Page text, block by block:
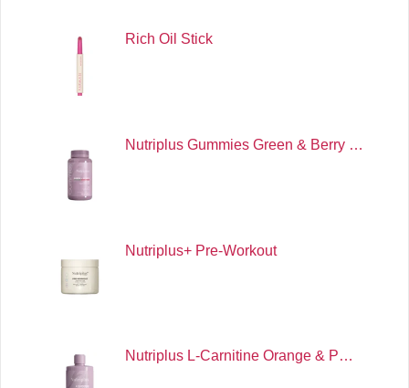
Rich Oil Stick
Nutriplus Gummies Green & Berry …
Nutriplus+ Pre-Workout
Nutriplus L-Carnitine Orange & P…